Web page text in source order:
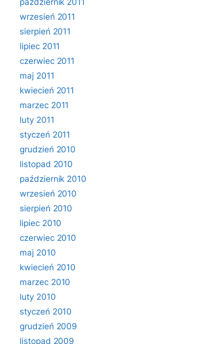
październik 2011
wrzesień 2011
sierpień 2011
lipiec 2011
czerwiec 2011
maj 2011
kwiecień 2011
marzec 2011
luty 2011
styczeń 2011
grudzień 2010
listopad 2010
październik 2010
wrzesień 2010
sierpień 2010
lipiec 2010
czerwiec 2010
maj 2010
kwiecień 2010
marzec 2010
luty 2010
styczeń 2010
grudzień 2009
listopad 2009